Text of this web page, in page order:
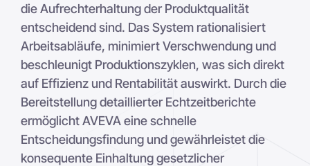
die Aufrechterhaltung der Produktqualität
entscheidend sind. Das System rationalisiert
Arbeitsabläufe, minimiert Verschwendung und
beschleunigt Produktionszyklen, was sich direkt
auf Effizienz und Rentabilität auswirkt. Durch die
Bereitstellung detaillierter Echtzeitberichte
ermöglicht AVEVA eine schnelle
Entscheidungsfindung und gewährleistet die
konsequente Einhaltung gesetzlicher